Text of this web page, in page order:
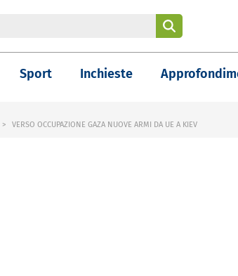
Sport Inchieste
VERSO OCCUPAZIONE GAZA NUOVE ARMI DA UE A KIEV